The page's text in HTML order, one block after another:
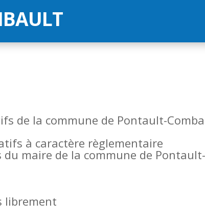
de la commune de Pontault-
à caractère règlementaire
maire de la commune de Pontault-
librement